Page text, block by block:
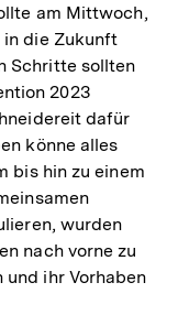
am Mittwoch,
in die Zukunft
Schritte sollten
2023
dafür
könne alles
bis hin zu einem
wurden
nach vorne zu
und ihr Vorhaben